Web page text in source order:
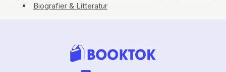
Biografier & Litteratur